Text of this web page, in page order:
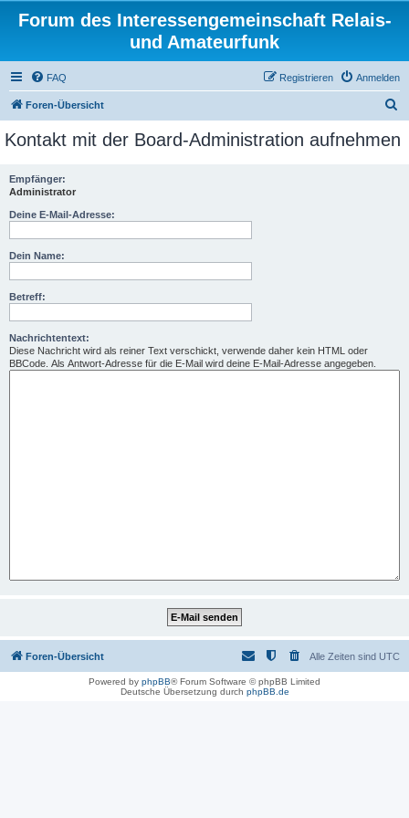
Forum des Interessengemeinschaft Relais-
und Amateurfunk
FAQ Anmelden
Registrieren
Foren-Übersicht
c
Kontakt mit der Board-Administration aufnehmen
Empfänger:
Administrator
Deine E-Mail-Adresse:
Dein Name:
Betreff:
Nachrichtentext:
Diese Nachricht wird als reiner Text verschickt, verwende daher kein HTML oder
BBCode. Als Antwort-Adresse für die E-Mail wird deine E-Mail-Adresse angegeben.
Foren-Übersicht Alle Zeiten sind UTC
Powered by phpBB® Forum Software © phpBB Limited
Deutsche Übersetzung durch phpBB.de